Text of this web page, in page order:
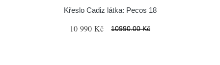
Křeslo Cadiz látka: Pecos 18
10 990 Kč 10990.00 Kč